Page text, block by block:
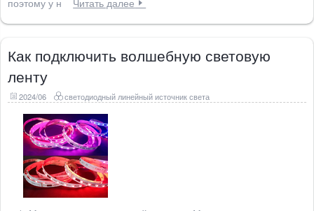
поэтому у н
Читать далее
Как подключить волшебную световую
ленту
2024/06 светодиодный линейный источник света